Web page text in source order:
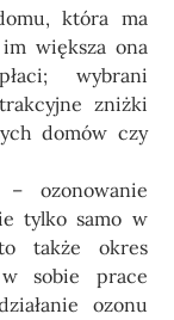
która ma
większa ona
wybrani
zniżki
domów czy
– ozonowanie
tylko samo w
także okres
w sobie prace
ozonu